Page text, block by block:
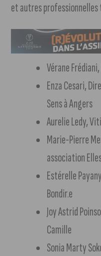
et autres professionnelles
Vérane
Enza Cesari,
Sens à Angers
Aurelie Ledy,
Marie-Pierre
association
Estérelle
Bondir.e
Joy Astrid
Camille
Sonia Marty